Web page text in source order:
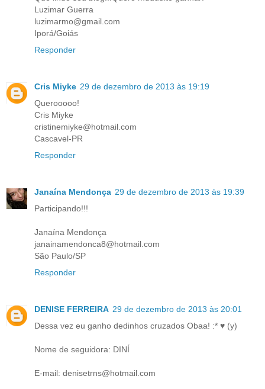
Luzimar Guerra
luzimarmo@gmail.com
Iporá/Goiás
Responder
Cris Miyke 29 de dezembro de 2013 às 19:19
Querooooo!
Cris Miyke
cristinemiyke@hotmail.com
Cascavel-PR
Responder
Janaína Mendonça 29 de dezembro de 2013 às 19:39
Participando!!!
Janaína Mendonça
janainamendonca8@hotmail.com
São Paulo/SP
Responder
DENISE FERREIRA 29 de dezembro de 2013 às 20:01
Dessa vez eu ganho dedinhos cruzados Obaa! :* ♥ (y)
Nome de seguidora: DINÍ
E-mail: denisetrns@hotmail.com